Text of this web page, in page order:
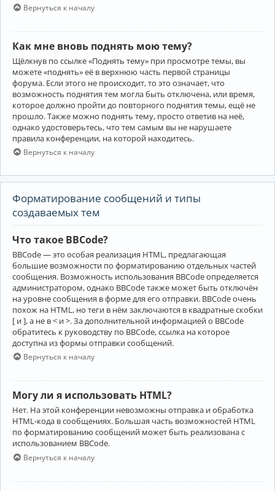
Вернуться к началу
Как мне вновь поднять мою тему?
Щёлкнув по ссылке «Поднять тему» при просмотре темы, вы
можете «поднять» её в верхнюю часть первой страницы
форума. Если этого не происходит, то это означает, что
возможность поднятия тем могла быть отключена, или время,
которое должно пройти до повторного поднятия темы, ещё не
прошло. Также можно поднять тему, просто ответив на неё,
однако удостоверьтесь, что тем самым вы не нарушаете
правила конференции, на которой находитесь.
Вернуться к началу
Форматирование сообщений и типы
создаваемых тем
Что такое BBCode?
BBCode — это особая реализация HTML, предлагающая
большие возможности по форматированию отдельных частей
сообщения. Возможность использования BBCode определяется
администратором, однако BBCode также может быть отключён
на уровне сообщения в форме для его отправки. BBCode очень
похож на HTML, но теги в нём заключаются в квадратные скобки
[ и ], а не в < и >. За дополнительной информацией о BBCode
обратитесь к руководству по BBCode, ссылка на которое
доступна из формы отправки сообщений.
Вернуться к началу
Могу ли я использовать HTML?
Нет. На этой конференции невозможны отправка и обработка
HTML-кода в сообщениях. Большая часть возможностей HTML
по форматированию сообщений может быть реализована с
использованием BBCode.
Вернуться к началу